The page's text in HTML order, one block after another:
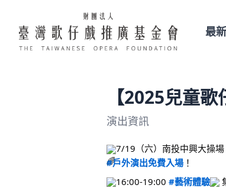
最
【2025兒童
演出資訊
7/19（六）南投中興大操場
#戶外演出免費入場 ！
16:00-19:00 #藝術體驗